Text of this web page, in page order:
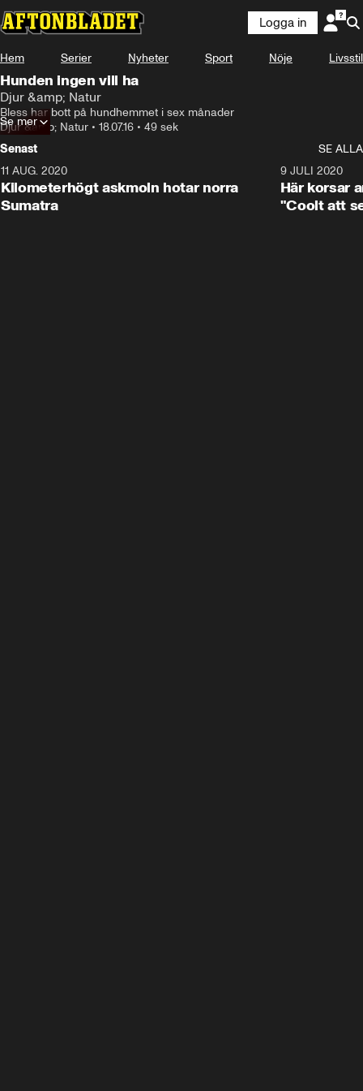
Logga in
Hem Serier Nyheter Sport Nöje Livsstil
Hunden ingen vill ha
Djur &amp; Natur
Bless har bott på hundhemmet i sex månader
Djur &amp; Natur • 18.07.16 • 49 sek
Se mer
Senast
SE ALLA
11 AUG. 2020
Kilometerhögt askmoln hotar norra
Sumatra
9 JULI 2020
Här korsar
"Coolt att